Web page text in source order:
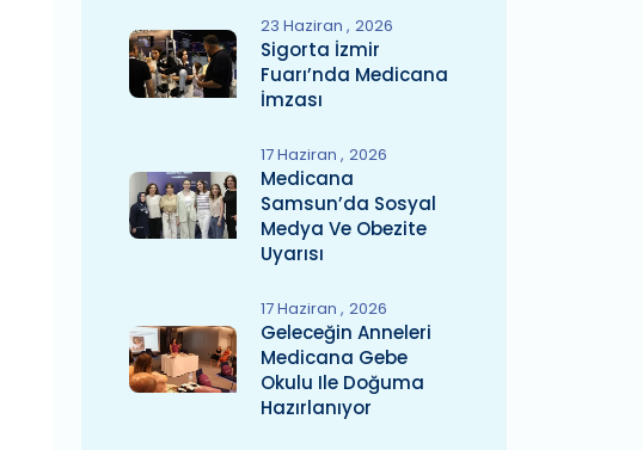
23 Haziran 2026
Sigorta İzmir
Fuarı’nda Medicana
İmzası
17 Haziran 2026
Medicana
Samsun’da Sosyal
Medya Ve Obezite
Uyarısı
17 Haziran 2026
Geleceğin Anneleri
Medicana Gebe
Okulu Ile Doğuma
Hazırlanıyor